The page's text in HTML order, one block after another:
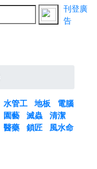
刊登廣
告
水管工 地板
電腦
園藝 滅蟲
清潔
醫藥 鎖匠
風水命